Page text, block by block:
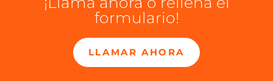
formulario!
LLAMAR AHORA